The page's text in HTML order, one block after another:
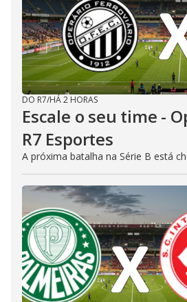
DO R7/HÁ 2 HORAS
Escale o seu time -
R7 Esportes
A próxima batalha na Série B está